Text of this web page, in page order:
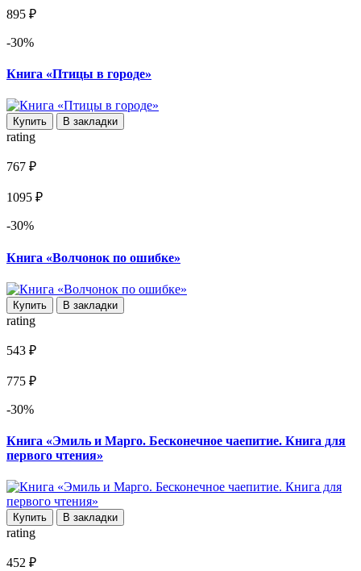
895 ₽
-30%
Книга «Птицы в городе»
Купить В закладки
rating
767 ₽
1095 ₽
-30%
Книга «Волчонок по ошибке»
Купить В закладки
rating
543 ₽
775 ₽
-30%
Книга «Эмиль и Марго. Бесконечное чаепитие. Книга для
первого чтения»
Купить В закладки
rating
452 ₽